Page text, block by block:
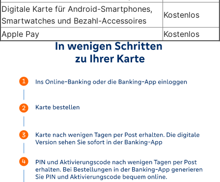
Digitale Karte für Android-Smartphones,
Smartwatches und Bezahl-Accessoires
Kostenlos
Apple Pay
Kostenlos